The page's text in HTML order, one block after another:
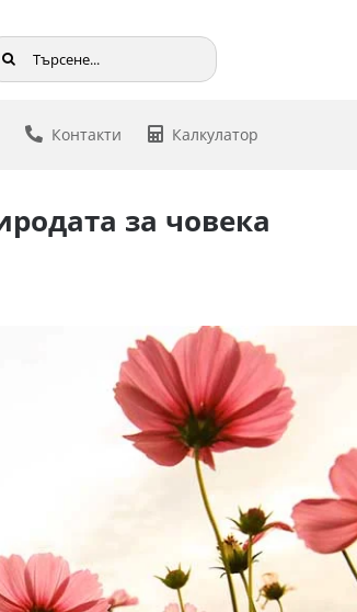
Контакти Калкулатор
за човека